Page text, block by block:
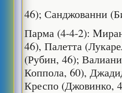
46); Санджованни
Парма (4-4-2):
46), Палетта
(Рубин, 46);
Коппола, 60),
Креспо (Джовинко,